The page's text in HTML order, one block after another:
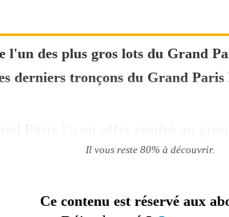
l'un des plus gros lots du Grand
derniers tronçons du Grand Paris
Il vous reste 80% à découvrir.
Ce contenu est réservé aux